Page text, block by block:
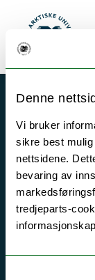
Denne
Vi bruker
sikre best
nettsidene.
bevaring av
tredjeparts-
Gå til
UiT
Akutt hjelp
Si ifra!
Sikkerhet,